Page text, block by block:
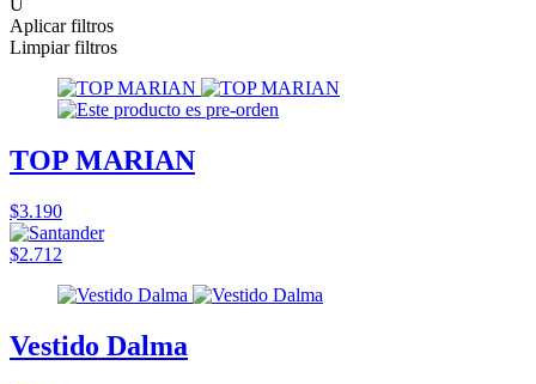
U
Aplicar filtros
Limpiar filtros
TOP MARIAN
$3.190
$2.712
Vestido Dalma